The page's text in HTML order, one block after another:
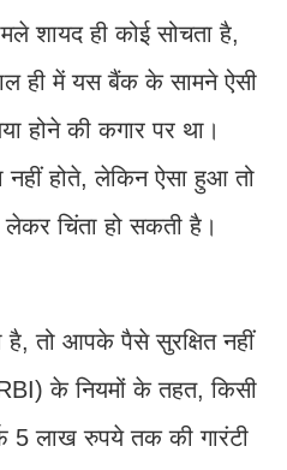
शायद ही कोई सोचता है,
ही में यस बैंक के सामने ऐसी
होने की कगार पर था।
नहीं होते, लेकिन ऐसा हुआ तो
चिंता हो सकती है।
है, तो आपके पैसे सुरक्षित नहीं
के नियमों के तहत, किसी
5 लाख रुपये तक की गारंटी